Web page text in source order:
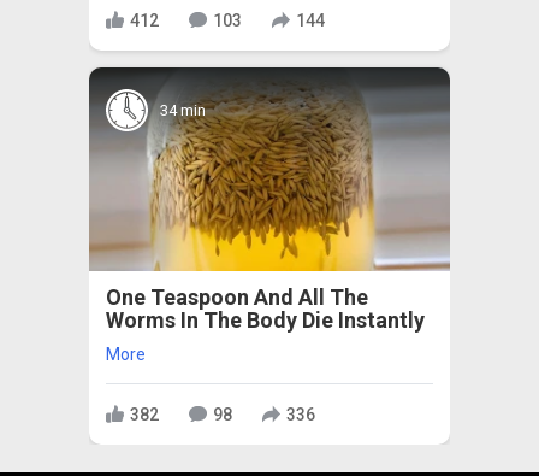
412 103 144
34 min
One Teaspoon And All The
Worms In The Body Die Instantly
More
382 98 336